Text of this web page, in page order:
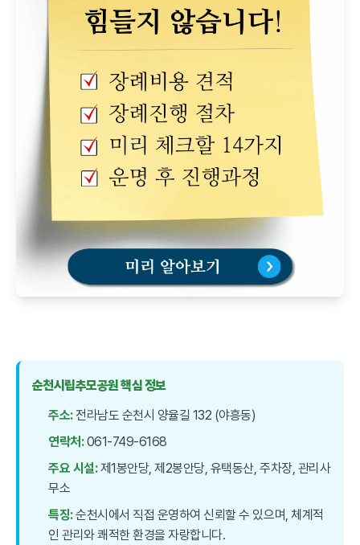
순천시립추모공원 핵심 정보
주소:전라남도 순천시 양율길 132 (야흥동)
연락처:061-749-6168
주요 시설:제1봉안당, 제2봉안당, 유택동산, 주차장, 관리사
무소
특징:순천시에서 직접 운영하여 신뢰할 수 있으며, 체계적
인 관리와 쾌적한 환경을 자랑합니다.